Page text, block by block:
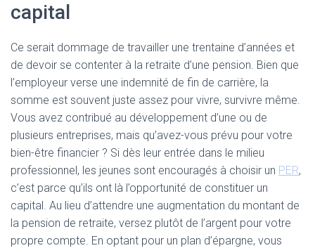
capital
Ce serait dommage de travailler une trentaine d’années et
de devoir se contenter à la retraite d’une pension. Bien que
l’employeur verse une indemnité de fin de carrière, la
somme est souvent juste assez pour vivre, survivre même.
Vous avez contribué au développement d’une ou de
plusieurs entreprises, mais qu’avez-vous prévu pour votre
bien-être financier ? Si dès leur entrée dans le milieu
professionnel, les jeunes sont encouragés à choisir un PER,
c’est parce qu’ils ont là l’opportunité de constituer un
capital. Au lieu d’attendre une augmentation du montant de
la pension de retraite, versez plutôt de l’argent pour votre
propre compte. En optant pour un plan d’épargne, vous